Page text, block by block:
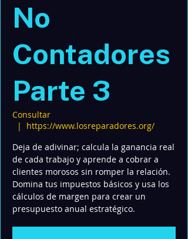
No
Contadores
Parte 3
Consultar
  |
https://www.losreparadores.org/
Deja de adivinar; calcula la ganancia real
de cada trabajo y aprende a cobrar a
clientes morosos sin romper la relación.
Domina tus impuestos básicos y usa los
cálculos de margen para crear un
presupuesto anual estratégico.